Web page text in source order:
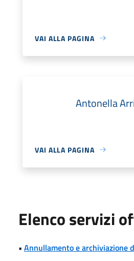
VAI ALLA PAGINA
Antonella
VAI ALLA PAGINA
Elenco servizi
• Annullamento e archiviazione